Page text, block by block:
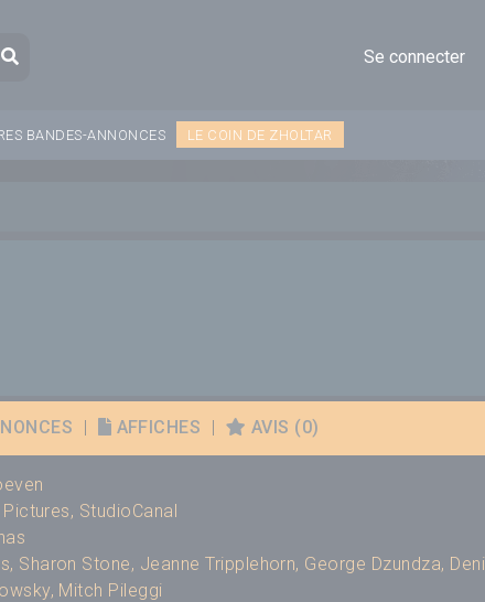
Recherche
Se connecter
BANDES-ANNONCES LE COIN DE ZHOLTAR
AFFICHES AVIS (0)
, StudioCanal
, Sharon Stone, Jeanne Tripplehorn, George Dzundza,
, Mitch Pileggi